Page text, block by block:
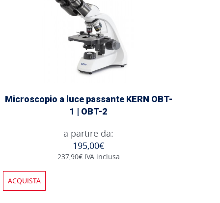
Microscopio a luce passante KERN OBT-
1 | OBT-2
a partire da:
195,00€
237,90€ IVA inclusa
ACQUISTA